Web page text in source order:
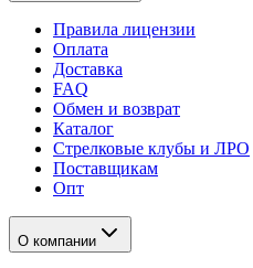
Правила лицензии
Оплата
Доставка
FAQ
Обмен и возврат
Каталог
Стрелковые клубы и ЛРО
Поставщикам
Опт
О компании